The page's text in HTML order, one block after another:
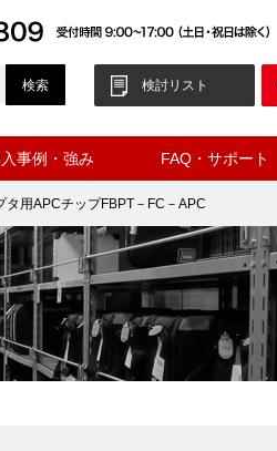
検討リスト
事例・強み FAQ・サポート
タ用APCチップFBPT－FC－APC